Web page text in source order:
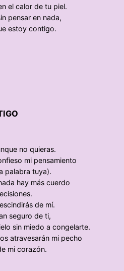
el calor de tu piel.
pensar en nada,
estoy contigo.
no quieras.
mi pensamiento
palabra tuya).
hay más cuerdo
de mí.
seguro de ti,
sin miedo a congelarte.
atravesarán mi pecho
mi corazón.